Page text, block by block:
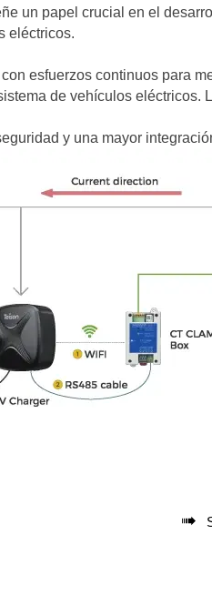
un papel crucial en el
eléctricos.
esfuerzos continuos para
de vehículos
y una mayor
